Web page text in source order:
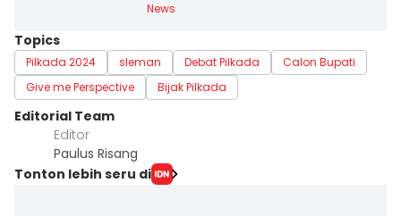
News
Topics
Pilkada 2024 sleman Debat Pilkada
Calon Bupati
Give me Perspective
Bijak Pilkada
Editorial Team
Editor
Paulus Risang
Tonton lebih seru di